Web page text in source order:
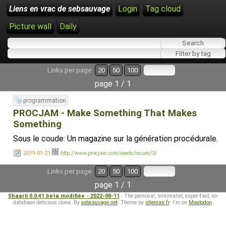
Liens en vrac de sebsauvage Login
Tag cloud
Picture wall
Daily
Links per page: 20 50 100
page 1 / 1
programmation
PROCJAM - Make Something That Makes
Something
Sous le coude: Un magazine sur la génération procédurale.
2019-01-21 http://www.procjam.com/seeds/issues/3/
Links per page: 20 50 100
page 1 / 1
Shaarli 0.0.41 beta modifiée - 2022-08-11 - The personal, minimalist, super-fast, no-
database delicious clone. By sebsauvage.net. Theme by idleman.fr. I'm on Mastodon.